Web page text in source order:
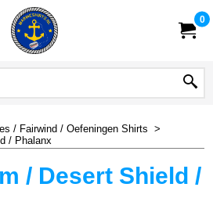
0
/ Fairwind / Oefeningen Shirts >
/ Phalanx
/ Desert Shield /